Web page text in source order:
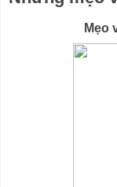
Mẹo